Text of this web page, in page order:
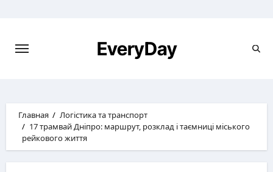
EveryDay
Главная
Логістика та транспорт
17 трамвай Дніпро: маршрут, розклад і таємниці міського
рейкового життя